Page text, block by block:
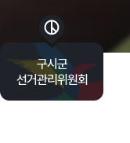
구시군
선거관리위원회
바로가기 목록 열기